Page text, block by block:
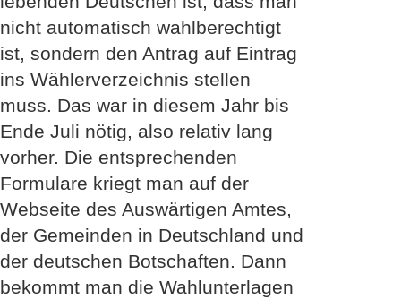
nicht automatisch wahlberechtigt
ist, sondern den Antrag auf Eintrag
ins Wählerverzeichnis stellen
muss. Das war in diesem Jahr bis
Ende Juli nötig, also relativ lang
vorher. Die entsprechenden
Formulare kriegt man auf der
Webseite des Auswärtigen Amtes,
der Gemeinden in Deutschland und
der deutschen Botschaften. Dann
bekommt man die Wahlunterlagen